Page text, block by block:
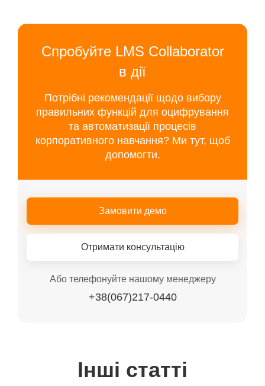
Спробуйте LMS Collaborator
в дії
Потрібні рекомендації щодо вибору
правильних функцій для оцифрування
та автоматизації процесів
корпоративного навчання? Ми тут, щоб
допомогти.
Замовити демо
Отримати консультацію
Або телефонуйте нашому менеджеру
+38(067)217-0440
Інші статті